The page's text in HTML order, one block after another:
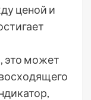
ценой и
это может